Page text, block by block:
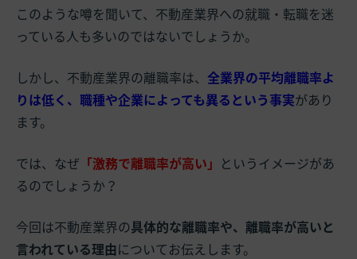
このような噂を聞いて、不動産業界への就職・転職を迷
っている人も多いのではないでしょうか。
しかし、不動産業界の離職率は、 全業界の平均離職率よ
りは低く、職種や企業によっても異るという事実があり
ます。
では、なぜ 「激務で離職率が高い」 というイメージがあ
るのでしょうか？
今回は不動産業界の具体的な離職率や、離職率が高いと
言われている理由についてお伝えします。